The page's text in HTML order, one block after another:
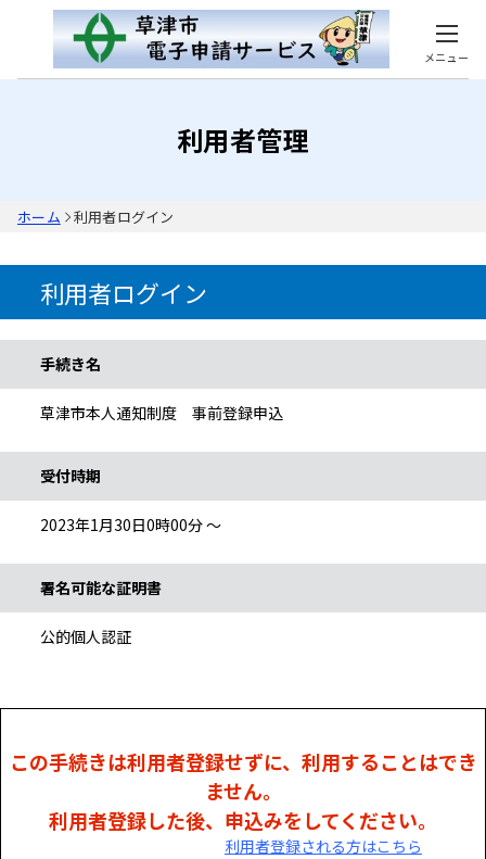
メニュー
利用者管理
ホーム 利用者ログイン
利用者ログイン
手続き名
草津市本人通知制度 事前登録申込
受付時期
2023年1月30日0時00分 ～
署名可能な証明書
公的個人認証
この手続きは利用者登録せずに、利用することはでき
ません。
利用者登録した後、申込みをしてください。
利用者登録される方はこちら